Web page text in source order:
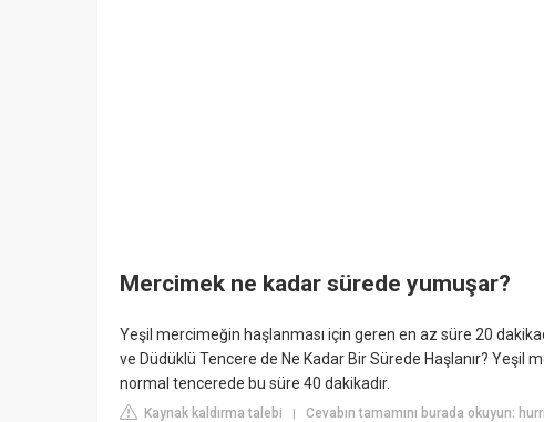
Mercimek ne kadar sürede yumuşar?
Yeşil mercimeğin haşlanması için geren en az süre 20
ve Düdüklü Tencere de Ne Kadar Bir Sürede Haşlanır? Yeşil
normal tencerede bu süre 40 dakikadır.
Kaynak kaldırma talebi | Cevabın tamamını burada okuyun: